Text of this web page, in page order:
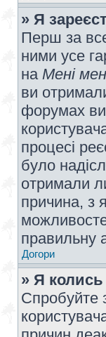
» Я
Перш за
ними усе
на Мені
ви
форумах
процесі
було
отримали
причина, з
правильну
Догори
» Я
Спробуйте